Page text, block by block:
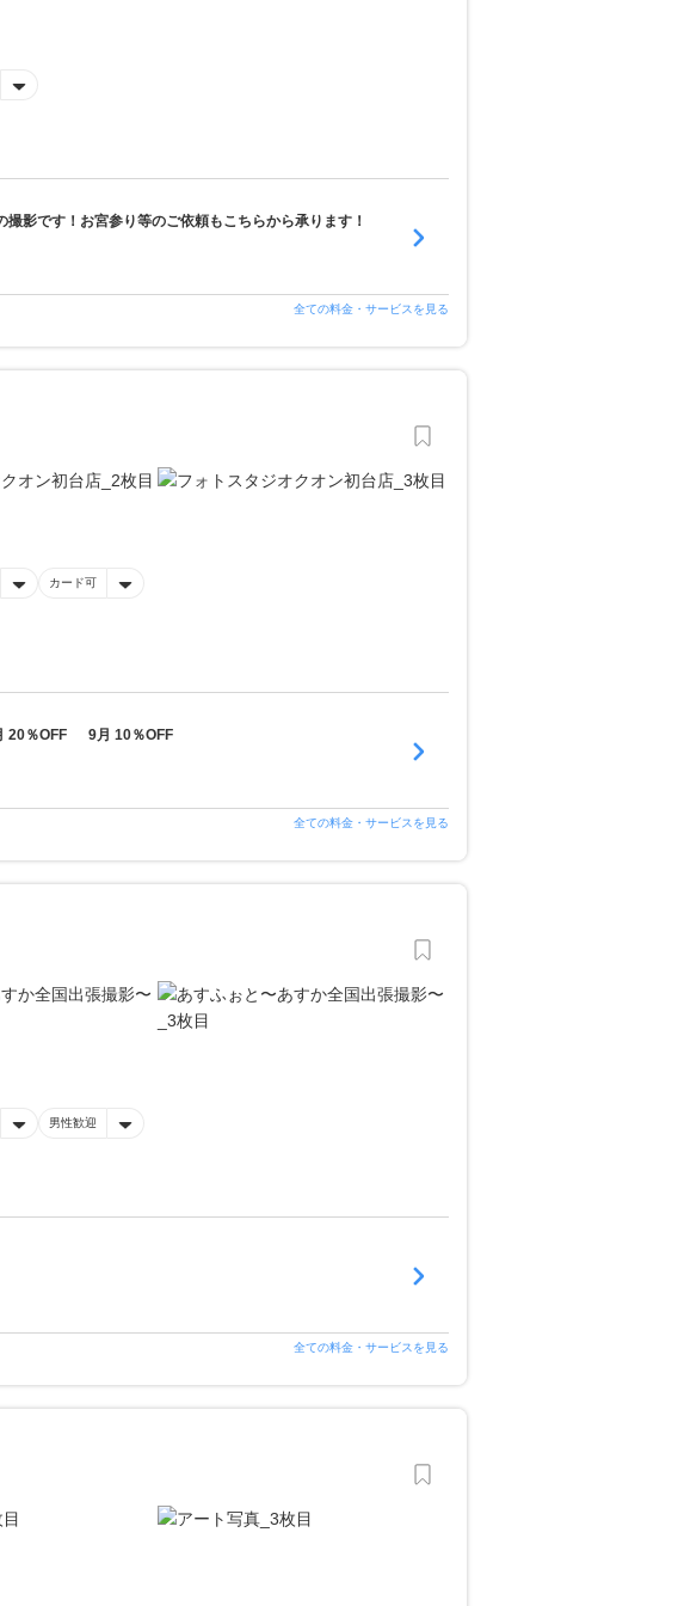
影です！お宮参り等のご依頼もこちらから承ります！
全ての料金・サービスを見る
カード可
20％OFF 9月 10％OFF
全ての料金・サービスを見る
男性歓迎
全ての料金・サービスを見る